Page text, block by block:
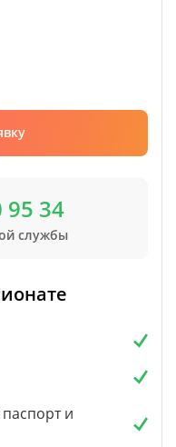
95 34
службы
и